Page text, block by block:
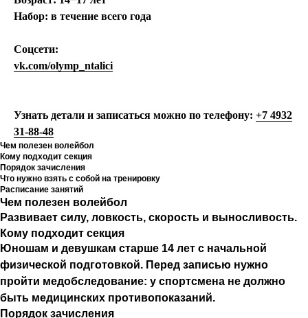
Набор: в течение всего года
Соцсети:
vk.com/olymp_ntalici
Узнать детали и записаться можно по телефону: +7 4932
31-88-48
Чем полезен волейбол
Кому подходит секция
Порядок зачисления
Что нужно взять с собой на тренировку
Расписание занятий
Чем полезен волейбол
Развивает силу, ловкость, скорость и выносливость.
Кому подходит секция
Юношам и девушкам старше 14 лет с начальной
физической подготовкой. Перед записью нужно
пройти медобследование: у спортсмена не должно
быть медицинских противопоказаний.
Порядок зачисления